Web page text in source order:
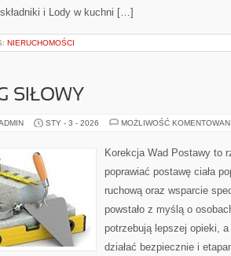
i Lody w kuchni […]
NIERUCHOMOŚCI
SIŁOWY
STY - 3 - 2026 MOŻLIWOŚĆ
Korekcja Wad Postawy to
poprawiać postawę ciała
ruchową oraz wsparcie
powstało z myślą o
potrzebują lepszej opieki,
działać bezpiecznie i